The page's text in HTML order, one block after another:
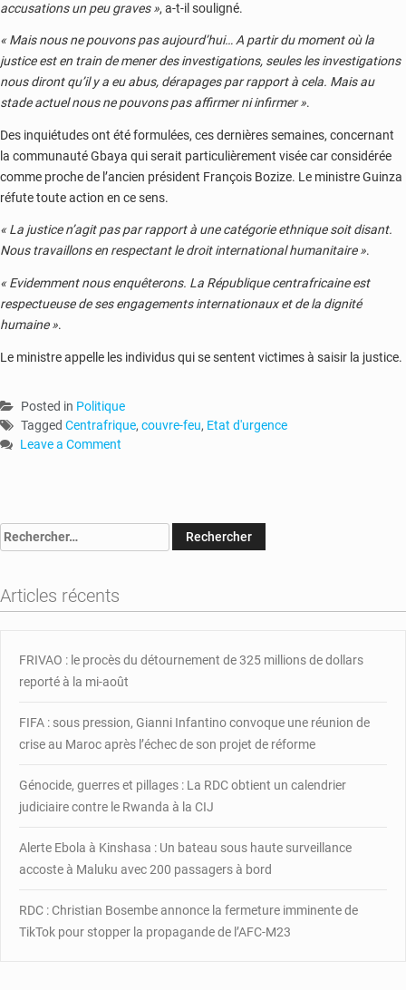
accusations un peu graves », a-t-il souligné.
« Mais nous ne pouvons pas aujourd’hui… A partir du moment où la
justice est en train de mener des investigations, seules les investigations
nous diront qu’il y a eu abus, dérapages par rapport à cela. Mais au
stade actuel nous ne pouvons pas affirmer ni infirmer ».
Des inquiétudes ont été formulées, ces dernières semaines, concernant
la communauté Gbaya qui serait particulièrement visée car considérée
comme proche de l’ancien président François Bozize. Le ministre Guinza
réfute toute action en ce sens.
« La justice n’agit pas par rapport à une catégorie ethnique soit disant.
Nous travaillons en respectant le droit international humanitaire ».
« Evidemment nous enquêterons. La République centrafricaine est
respectueuse de ses engagements internationaux et de la dignité
humaine ».
Le ministre appelle les individus qui se sentent victimes à saisir la justice.
Posted in Politique
Tagged Centrafrique, couvre-feu, Etat d'urgence
Leave a Comment
:
de
la
réagit
critiques
Rechercher :
Articles récents
FRIVAO : le procès du détournement de 325 millions de dollars
reporté à la mi-août
FIFA : sous pression, Gianni Infantino convoque une réunion de
crise au Maroc après l’échec de son projet de réforme
Génocide, guerres et pillages : La RDC obtient un calendrier
judiciaire contre le Rwanda à la CIJ
Alerte Ebola à Kinshasa : Un bateau sous haute surveillance
accoste à Maluku avec 200 passagers à bord
RDC : Christian Bosembe annonce la fermeture imminente de
TikTok pour stopper la propagande de l’AFC-M23